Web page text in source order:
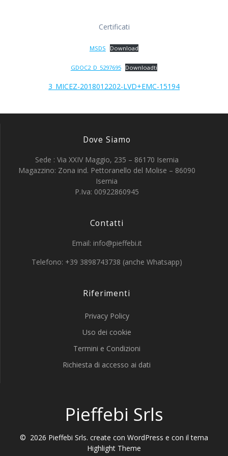
Certificati
MSDS Download
GDOC2_D_5297695 Downloadti
3_MICEZ-2018012202-LVD+EMC-15194
Dove Siamo
Sede : Via XXIV Maggio, 235 – 86170 Isernia
Magazzino: Zona ind. Pettoranello del Molise – 86090
Isernia
P.Iva: 00922860945
Contatti
Email: info@pieffebi.it
Telefono: +39 3898743738 (anche Whatsapp)
Riferimenti
Privacy Policy
Uso dei cookie
Termini e Condizioni
Richiesta di accesso ai dati
Pieffebi Srls
© 2026 Pieffebi Srls. create con WordPress e con il tema
Highlight Theme